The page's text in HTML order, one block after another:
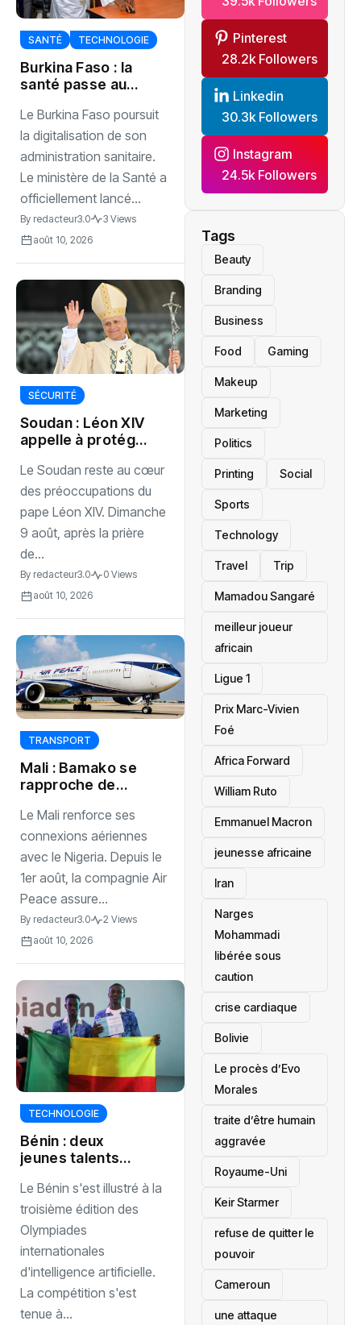
SANTÉ TECHNOLOGIE
Burkina Faso : la
santé passe au
Le Burkina Faso poursuit
la digitalisation de son
administration sanitaire.
Le ministère de la Santé a
officiellement lancé...
By redacteur3.0
3 Views
août 10, 2026
SÉCURITÉ
Soudan : Léon XIV
appelle à protéger
Le Soudan reste au cœur
des préoccupations du
pape Léon XIV. Dimanche
9 août, après la prière
de...
By redacteur3.0
0 Views
août 10, 2026
TRANSPORT
Mali : Bamako se
rapproche de
Le Mali renforce ses
connexions aériennes
avec le Nigeria. Depuis le
1er août, la compagnie Air
Peace assure...
By redacteur3.0
2 Views
août 10, 2026
TECHNOLOGIE
Bénin : deux
jeunes talents
Olympiades d’IA
Le Bénin s'est illustré à la
troisième édition des
Olympiades
internationales
d'intelligence artificielle.
La compétition s'est
tenue à...
Pinterest
28.2k Followers
Linkedin
30.3k Followers
Instagram
24.5k Followers
Tags
Beauty
Branding
Business
Food Gaming
Makeup
Marketing
Politics
Printing Social
Sports
Technology
Travel Trip
Mamadou Sangaré
meilleur joueur
africain
Ligue 1
Prix Marc-Vivien
Foé
‎Africa Forward
William Ruto
Emmanuel Macron
jeunesse africaine
‎Iran
Narges
Mohammadi
libérée sous
caution
crise cardiaque
‎Bolivie
Le procès d’Evo
Morales
traite d’être humain
aggravée
‎Royaume-Uni
Keir Starmer
refuse de quitter le
pouvoir
‎Cameroun
une attaque